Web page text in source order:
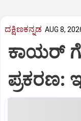
ದಕ್ಷಿಣಕನ್ನಡ AUG 8,
ಕಾಯರ್
ಪ್ರಕರಣ: